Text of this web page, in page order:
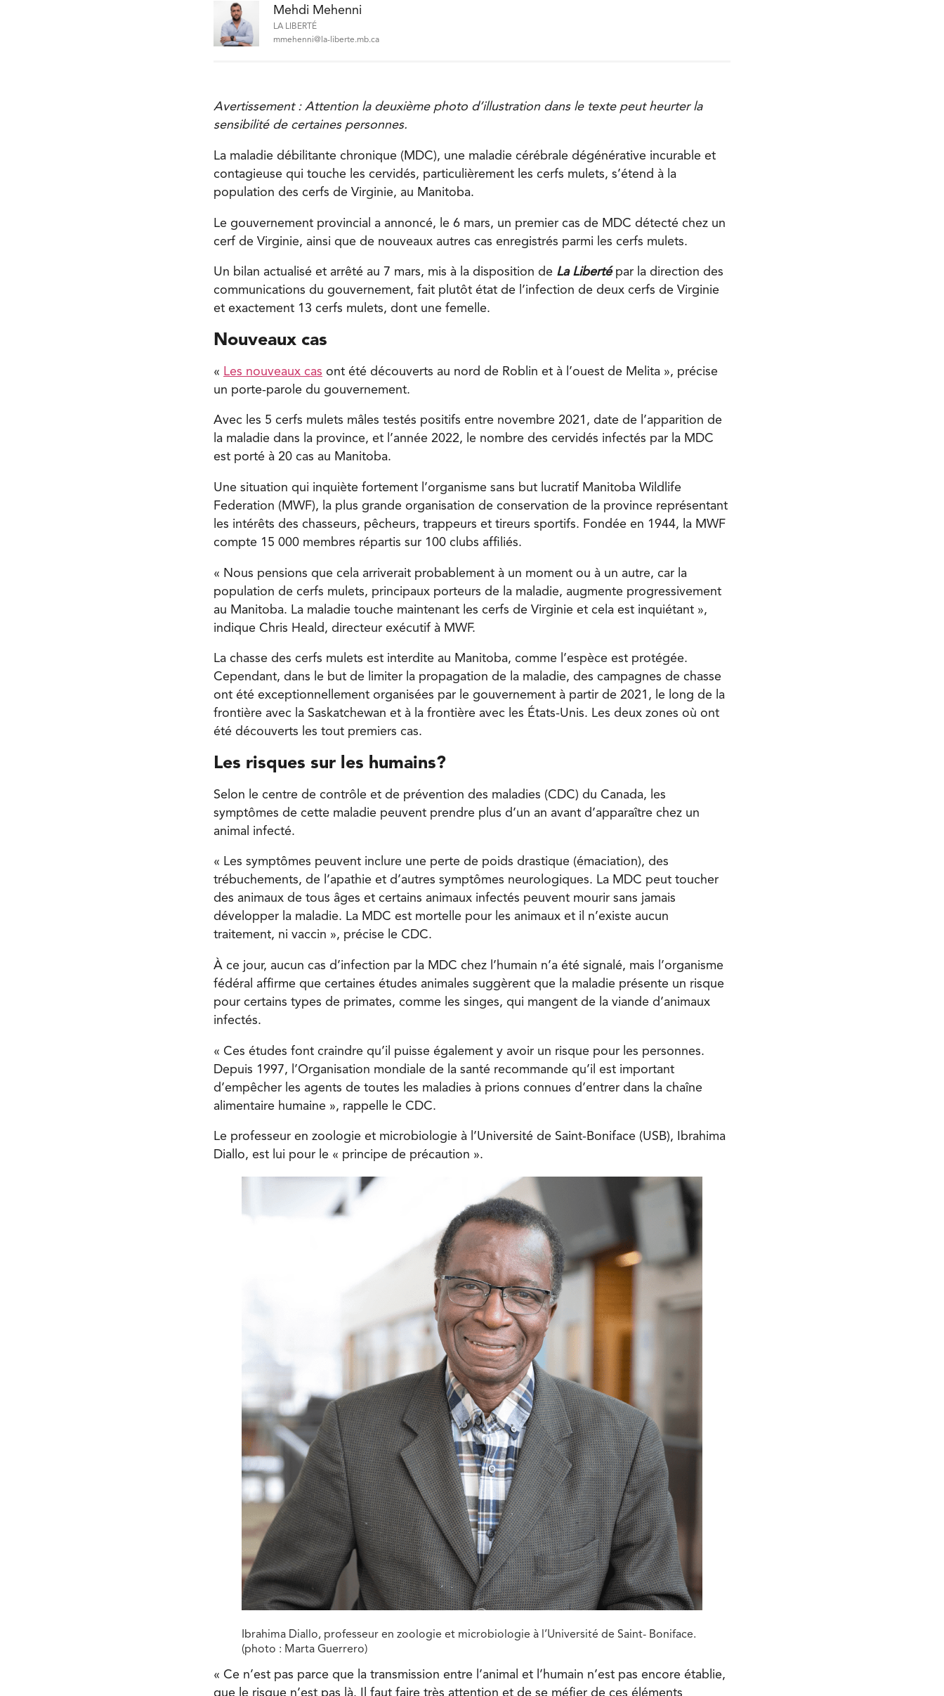
Mehdi Mehenni
LA LIBERTÉ
mmehenni@la-liberte.mb.ca
Avertissement : Attention la deuxième photo d’illustration dans le texte peut heurter la
sensibilité de certaines personnes.
La maladie débilitante chronique (MDC), une maladie cérébrale dégénérative incurable et
contagieuse qui touche les cervidés, particulièrement les cerfs mulets, s’étend à la
population des cerfs de Virginie, au Manitoba.
Le gouvernement provincial a annoncé, le 6 mars, un premier cas de MDC détecté chez un
cerf de Virginie, ainsi que de nouveaux autres cas enregistrés parmi les cerfs mulets.
Un bilan actualisé et arrêté au 7 mars, mis à la disposition de La Liberté par la direction des
communications du gouvernement, fait plutôt état de l’infection de deux cerfs de Virginie
et exactement 13 cerfs mulets, dont une femelle.
Nouveaux cas
« Les nouveaux cas ont été découverts au nord de Roblin et à l’ouest de Melita », précise
un porte-parole du gouvernement.
Avec les 5 cerfs mulets mâles testés positifs entre novembre 2021, date de l’apparition de
la maladie dans la province, et l’année 2022, le nombre des cervidés infectés par la MDC
est porté à 20 cas au Manitoba.
Une situation qui inquiète fortement l’organisme sans but lucratif Manitoba Wildlife
Federation (MWF), la plus grande organisation de conservation de la province représentant
les intérêts des chasseurs, pêcheurs, trappeurs et tireurs sportifs. Fondée en 1944, la MWF
compte 15 000 membres répartis sur 100 clubs affiliés.
« Nous pensions que cela arriverait probablement à un moment ou à un autre, car la
population de cerfs mulets, principaux porteurs de la maladie, augmente progressivement
au Manitoba. La maladie touche maintenant les cerfs de Virginie et cela est inquiétant »,
indique Chris Heald, directeur exécutif à MWF.
La chasse des cerfs mulets est interdite au Manitoba, comme l’espèce est protégée.
Cependant, dans le but de limiter la propagation de la maladie, des campagnes de chasse
ont été exceptionnellement organisées par le gouvernement à partir de 2021, le long de la
frontière avec la Saskatchewan et à la frontière avec les États-Unis. Les deux zones où ont
été découverts les tout premiers cas.
Les risques sur les humains?
Selon le centre de contrôle et de prévention des maladies (CDC) du Canada, les
symptômes de cette maladie peuvent prendre plus d’un an avant d’apparaître chez un
animal infecté.
« Les symptômes peuvent inclure une perte de poids drastique (émaciation), des
trébuchements, de l’apathie et d’autres symptômes neurologiques. La MDC peut toucher
des animaux de tous âges et certains animaux infectés peuvent mourir sans jamais
développer la maladie. La MDC est mortelle pour les animaux et il n’existe aucun
traitement, ni vaccin », précise le CDC.
À ce jour, aucun cas d’infection par la MDC chez l’humain n’a été signalé, mais l’organisme
fédéral affirme que certaines études animales suggèrent que la maladie présente un risque
pour certains types de primates, comme les singes, qui mangent de la viande d’animaux
infectés.
« Ces études font craindre qu’il puisse également y avoir un risque pour les personnes.
Depuis 1997, l’Organisation mondiale de la santé recommande qu’il est important
d’empêcher les agents de toutes les maladies à prions connues d’entrer dans la chaîne
alimentaire humaine », rappelle le CDC.
Le professeur en zoologie et microbiologie à l’Université de Saint-Boniface (USB), Ibrahima
Diallo, est lui pour le « principe de précaution ».
Ibrahima Diallo, professeur en zoologie et microbiologie à l’Université de Saint- Boniface.
(photo : Marta Guerrero)
« Ce n’est pas parce que la transmission entre l’animal et l’humain n’est pas encore établie,
que le risque n’est pas là. Il faut faire très attention et de se méfier de ces éléments